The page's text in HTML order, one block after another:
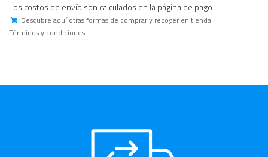
Los costos de envío son calculados en la página de pago
Descubre aquí otras formas de comprar y recoger en tienda.
Términos y condiciones